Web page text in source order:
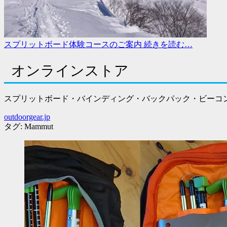
スプリットボード体験コースのご案内 続きを読む…
オンラインストア
スプリットボード・バインディング・バックパック・ビーコ
outdoorgear.jp
タグ: Mammut